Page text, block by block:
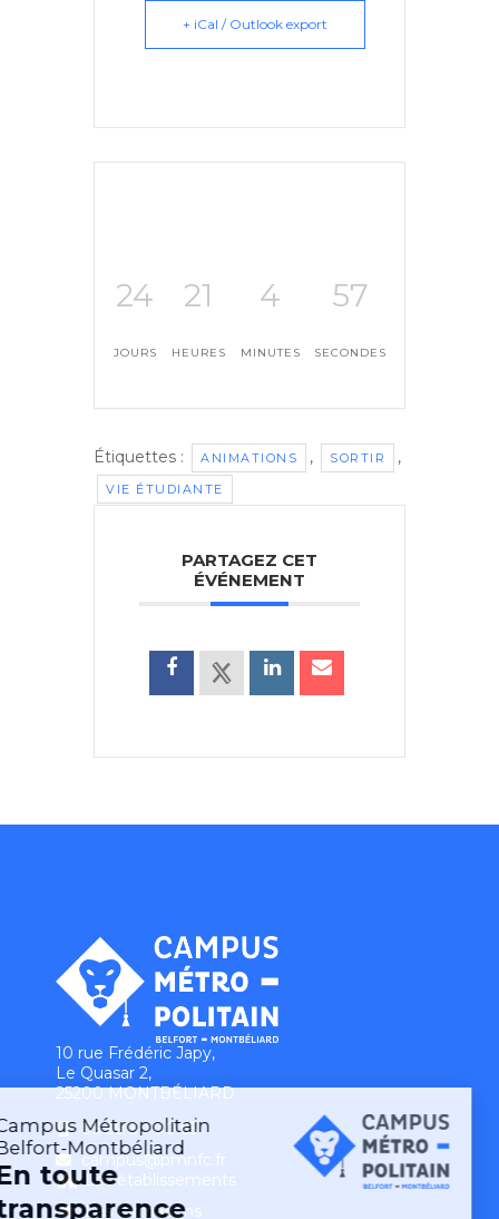
+ iCal / Outlook export
24
JOURS
21
HEURES
4
MINUTES
56
SECONDES
Étiquettes : ANIMATIONS , SORTIR ,
VIE ÉTUDIANTE
PARTAGEZ CET
ÉVÉNEMENT
10 rue Frédéric Japy,
Le Quasar 2,
25200 MONTBÉLIARD
03 39 30 00 65
campus@pmnfc.fr
Les établissements
Les formations